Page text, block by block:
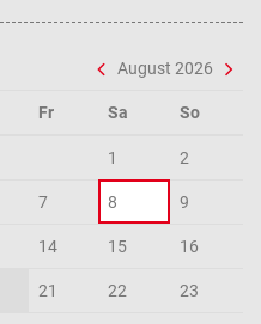
August 2026
Fr Sa So
1 2
7 8 9
14 15 16
21 22 23